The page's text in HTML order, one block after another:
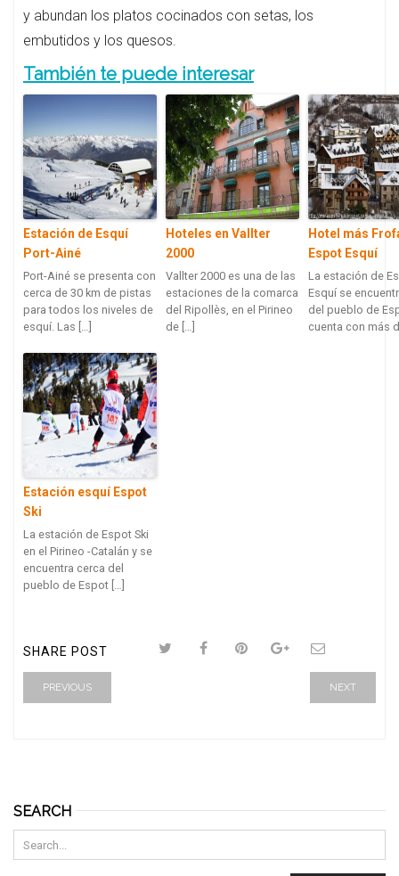
y abundan los platos cocinados con setas, los
embutidos y los quesos.
También te puede interesar
Estación de Esquí
Port-Ainé
Port-Ainé se presenta con
cerca de 30 km de pistas
para todos los niveles de
esquí. Las […]
Hoteles en Vallter
2000
Vallter 2000 es una de las
estaciones de la comarca
del Ripollès, en el Pirineo
de […]
Hotel más
Espot Esquí
La estación de
Esquí se
del pueblo de
cuenta con más
Estación esquí Espot
Ski
La estación de Espot Ski
en el Pirineo -Catalán y se
encuentra cerca del
pueblo de Espot […]
SHARE POST
PREVIOUS NEXT
SEARCH